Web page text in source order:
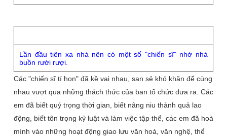
Lần đầu tiên xa nhà nên có một số "chiến sĩ" nhớ nhà
buồn rười rượi.
Các "chiến sĩ tí hon" đã kề vai nhau, san sẻ khó khăn để cùng
nhau vượt qua những thách thức của ban tổ chức đưa ra. Các
em đã biết quý trọng thời gian, biết nâng niu thành quả lao
động, biết tôn trọng kỷ luật và làm việc tập thể, các em đã hoà
mình vào những hoạt động giao lưu văn hoá, văn nghệ, thể